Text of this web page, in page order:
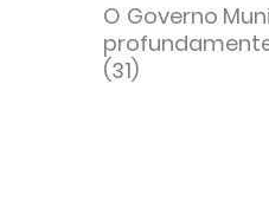
O Governo
(31)